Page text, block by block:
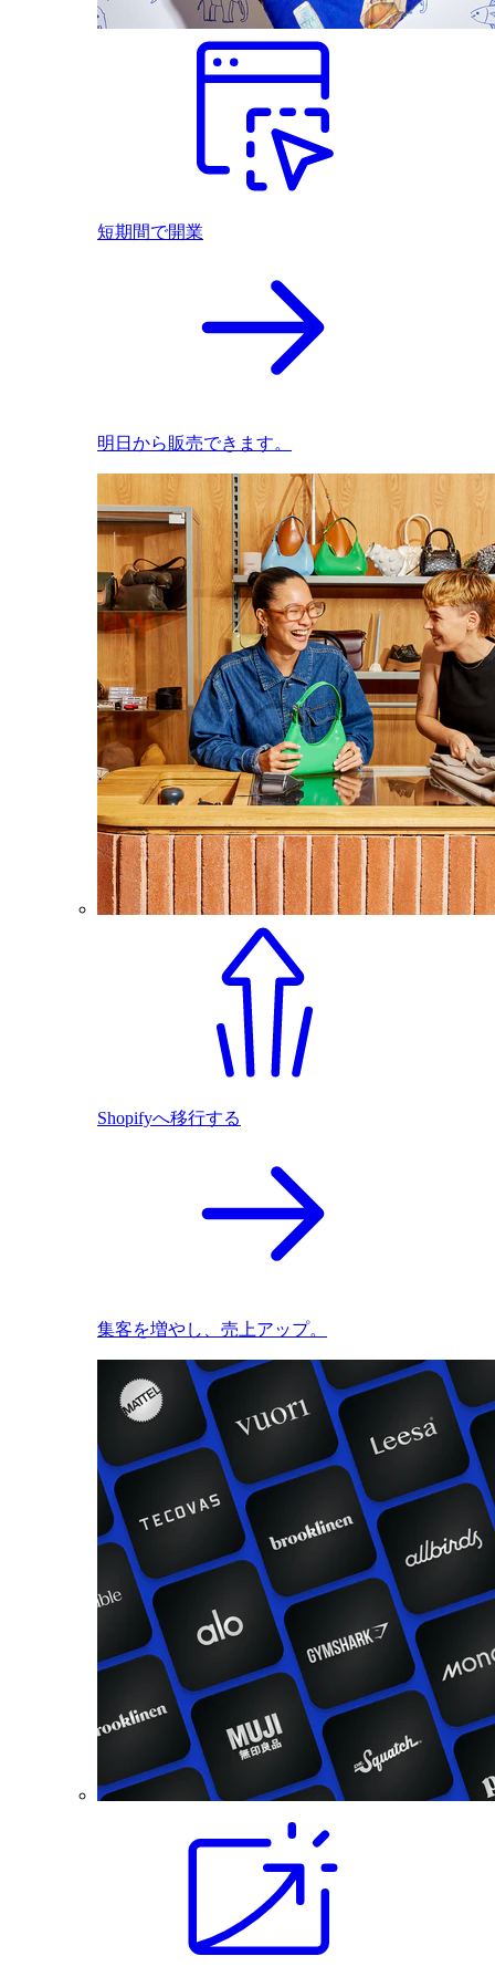
短期間で開業
明日から販売できます。
Shopifyへ移行する
集客を増やし、売上アップ。